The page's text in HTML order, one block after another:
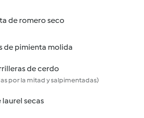
de romero seco
de pimienta molida
de cerdo
por la mitad y salpimentadas)
laurel secas